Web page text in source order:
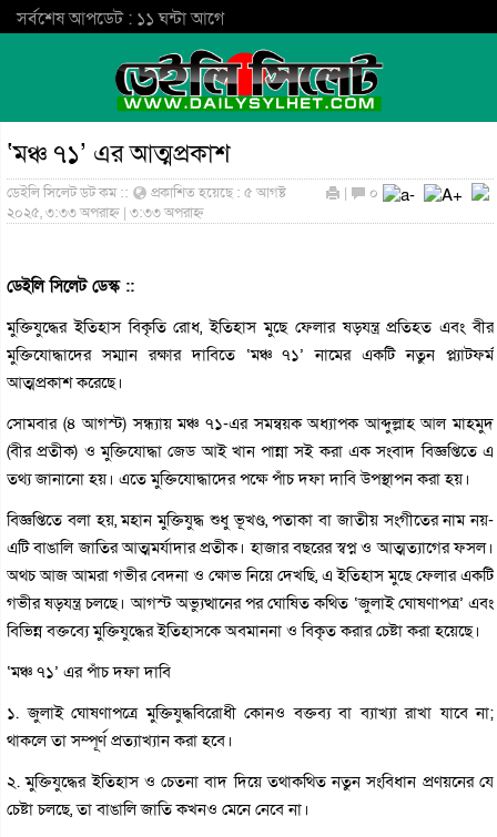
সর্বশেষ আপডেট : ১১ ঘন্টা আগে
‘মঞ্চ ৭১’ এর আত্মপ্রকাশ
ডেইলি সিলেট ডট কম ::
প্রকাশিত হয়েছে : ৫ আগষ্ট
২০২৫, ৩:৩৩ অপরাহ্ন | ৩:৩৩ অপরাহ্ন
| ০
ডেইলি সিলেট ডেস্ক ::
মুক্তিযুদ্ধের ইতিহাস বিকৃতি রোধ, ইতিহাস মুছে ফেলার ষড়যন্ত্র প্রতিহত এবং বীর
মুক্তিযোদ্ধাদের সম্মান রক্ষার দাবিতে ‘মঞ্চ ৭১’ নামের একটি নতুন প্ল্যাটফর্ম
আত্মপ্রকাশ করেছে।
সোমবার (৪ আগস্ট) সন্ধ্যায় মঞ্চ ৭১-এর সমন্বয়ক অধ্যাপক আব্দুল্লাহ আল মাহমুদ
(বীর প্রতীক) ও মুক্তিযোদ্ধা জেড আই খান পান্না সই করা এক সংবাদ বিজ্ঞপ্তিতে এ
তথ্য জানানো হয়। এতে মুক্তিযোদ্ধাদের পক্ষে পাঁচ দফা দাবি উপস্থাপন করা হয়।
বিজ্ঞপ্তিতে বলা হয়, ‌মহান মুক্তিযুদ্ধ শুধু ভূখণ্ড, পতাকা বা জাতীয় সংগীতের নাম নয়-
এটি বাঙালি জাতির আত্মমর্যাদার প্রতীক। হাজার বছরের স্বপ্ন ও আত্মত্যাগের ফসল।
অথচ আজ আমরা গভীর বেদনা ও ক্ষোভ নিয়ে দেখছি, এ ইতিহাস মুছে ফেলার একটি
গভীর ষড়যন্ত্র চলছে। আগস্ট অভ্যুত্থানের পর ঘোষিত কথিত ‘জুলাই ঘোষণাপত্র’ এবং
বিভিন্ন বক্তব্যে মুক্তিযুদ্ধের ইতিহাসকে অবমাননা ও বিকৃত করার চেষ্টা করা হয়েছে।
‘মঞ্চ ৭১’ এর পাঁচ দফা দাবি
১. জুলাই ঘোষণাপত্রে মুক্তিযুদ্ধবিরোধী কোনও বক্তব্য বা ব্যাখ্যা রাখা যাবে না;
থাকলে তা সম্পূর্ণ প্রত্যাখ্যান করা হবে।
২. মুক্তিযুদ্ধের ইতিহাস ও চেতনা বাদ দিয়ে তথাকথিত নতুন সংবিধান প্রণয়নের যে
চেষ্টা চলছে, তা বাঙালি জাতি কখনও মেনে নেবে না।